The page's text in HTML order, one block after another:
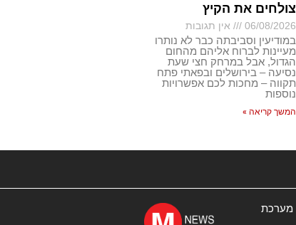
צולחים את הקיץ
06/08/2026 אין תגובות
במודיעין וסביבתה כבר לא נותרו
מעיינות לברוח אליהם מהחום
הגדול, אבל במרחק חצי שעת
נסיעה – בירושלים ובפאתי פתח
תקווה – מחכות לכם אפשרויות
נוספות
המשך קריאה »
מערכת